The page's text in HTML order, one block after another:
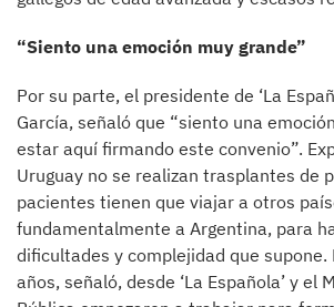
“Siento una emoción muy grande”
Por su parte, el presidente de ‘La
García, señaló que “siento una
estar aquí firmando este convenio”.
Uruguay no se realizan trasplantes de
pacientes tienen que viajar a otros
fundamentalmente a Argentina, para
dificultades y complejidad que supone.
años, señaló, desde ‘La Española’ y el